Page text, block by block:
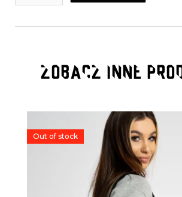
ZOBACZ INNE
Out of stock